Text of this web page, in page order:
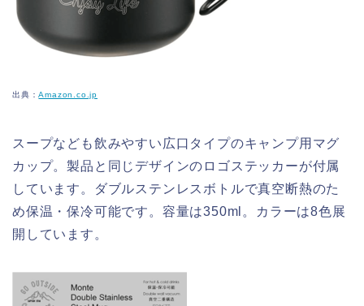
出典：Amazon.co.jp
スープなども飲みやすい広口タイプのキャンプ用マグ
カップ。製品と同じデザインのロゴステッカーが付属
しています。ダブルステンレスボトルで真空断熱のた
め保温・保冷可能です。容量は350ml。カラーは8色展
開しています。